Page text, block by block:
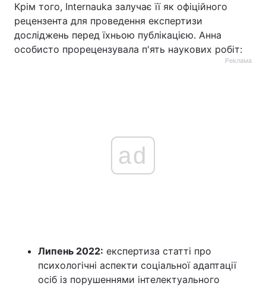
Крім того, Internauka залучає її як офіційного
рецензента для проведення експертизи
досліджень перед їхньою публікацією. Анна
особисто прорецензувала п'ять наукових робіт:
Реклама
ad
Липень 2022: експертиза статті про
психологічні аспекти соціальної адаптації
осіб із порушеннями інтелектуального